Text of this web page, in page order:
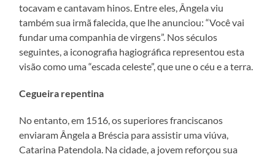
tocavam e cantavam hinos. Entre eles, Ângela viu
também sua irmã falecida, que lhe anunciou: “Você vai
fundar uma companhia de virgens”. Nos séculos
seguintes, a iconografia hagiográfica representou esta
visão como uma “escada celeste”, que une o céu e a terra.
Cegueira repentina
No entanto, em 1516, os superiores franciscanos
enviaram Ângela a Bréscia para assistir uma viúva,
Catarina Patendola. Na cidade, a jovem reforçou sua